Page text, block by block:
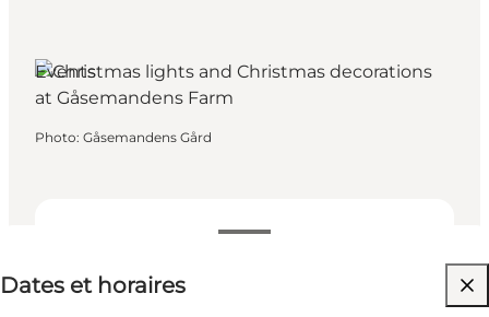
Dates et horaires
Visiter le site web
Events
Photo: Gåsemandens Gård